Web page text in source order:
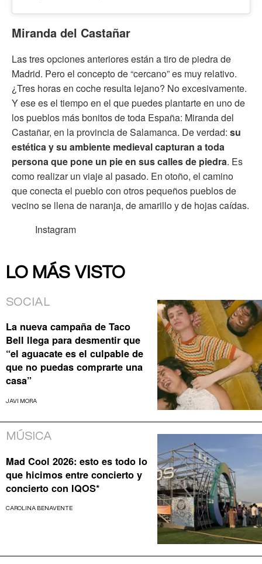
Miranda del Castañar
Las tres opciones anteriores están a tiro de piedra de
Madrid. Pero el concepto de “cercano” es muy relativo.
¿Tres horas en coche resulta lejano? No excesivamente.
Y ese es el tiempo en el que puedes plantarte en uno de
los pueblos más bonitos de toda España: Miranda del
Castañar, en la provincia de Salamanca. De verdad: su
estética y su ambiente medieval capturan a toda
persona que pone un pie en sus calles de piedra. Es
como realizar un viaje al pasado. En otoño, el camino
que conecta el pueblo con otros pequeños pueblos de
vecino se llena de naranja, de amarillo y de hojas caídas.
Instagram
LO MÁS VISTO
SOCIAL
La nueva campaña de Taco
Bell llega para desmentir que
“el aguacate es el culpable de
que no puedas comprarte una
casa”
JAVI MORA
MÚSICA
Mad Cool 2026: esto es todo lo
que hicimos entre concierto y
concierto con IQOS*
CAROLINA BENAVENTE